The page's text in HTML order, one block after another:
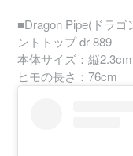
■Dragon Pipe(ドラ
ントトップ dr-889
本体サイズ：縦
ヒモの長さ：76cm